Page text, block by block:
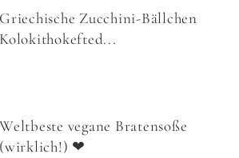
Griechische Zucchini-Bällchen
Kolokithokefted...
Weltbeste vegane Bratensoße
(wirklich!) ❤